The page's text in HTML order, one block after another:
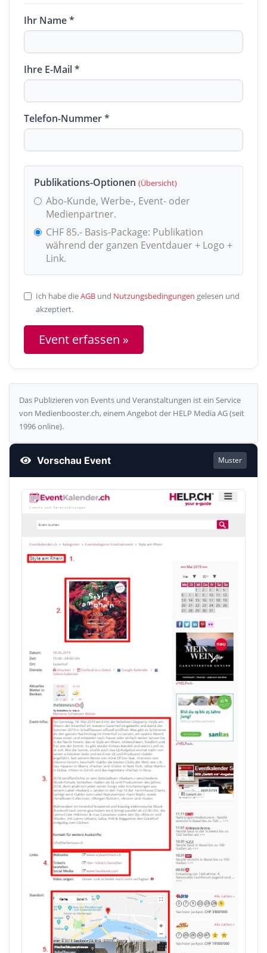
Ihr Name *
Ihre E-Mail *
Telefon-Nummer *
Publikations-Optionen (Übersicht)
Abo-Kunde, Werbe-, Event- oder
Medienpartner.
CHF 85.- Basis-Package: Publikation
während der ganzen Eventdauer + Logo +
Link.
Ich habe dieAGB und Nutzungsbedingungen gelesen und
akzeptiert.
Das Publizieren von Events und Veranstaltungen ist ein Service
von Medienbooster.ch, einem Angebot der HELP Media AG (seit
1996 online).
Vorschau Event Muster